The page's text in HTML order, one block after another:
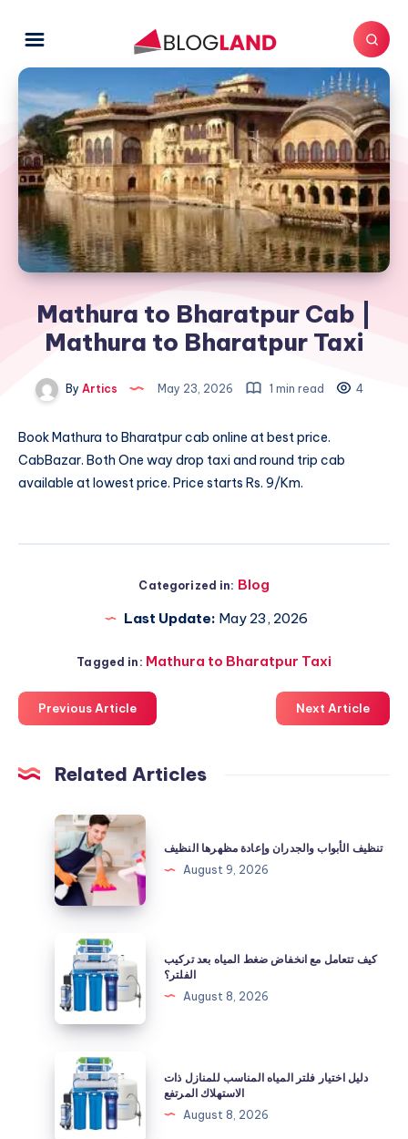
Mathura to Bharatpur Cab |
Mathura to Bharatpur Taxi
By Artics May 23, 2026 1 min read 4
BookMathura to Bharatpur cab online at best price.
CabBazar. Both One way drop taxi and round trip cab
available at lowest price. Price starts Rs. 9/Km.
Categorized in: Blog
Last Update: May 23, 2026
Tagged in: Mathura to Bharatpur Taxi
Previous Article Next Article
Related Articles
تنظيف
الأبواب
والجدران
وإعادة
مظهرها
النظيف
تنظيف الأبواب والجدران وإعادة مظهرها النظيف
August 9, 2026
كيف
تتعامل
مع
انخفاض
ضغط
المياه
تركيب
الفلتر؟
كيف تتعامل مع انخفاض ضغط المياه بعد تركيب
الفلتر؟
August 8, 2026
دليل
اختيار
فلتر
المياه
دليل اختيار فلتر المياه المناسب للمنازل ذات
الاستهلاك المرتفع
August 8, 2026